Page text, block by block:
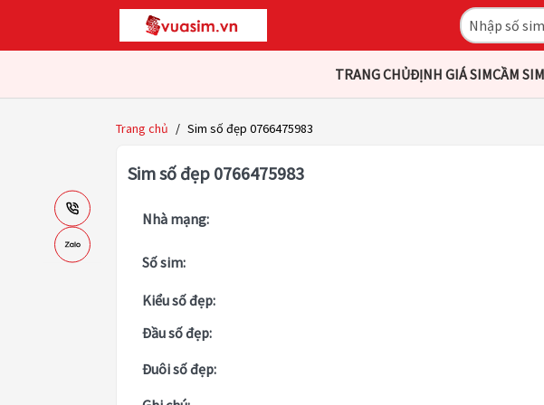
TRANG CHỦĐỊNH GIÁ SIMCẦM
Trang chủ / Sim số đẹp 0766475983
Sim số đẹp 0766475983
Nhà mạng:
Số sim:
Kiểu số đẹp:
Đầu số đẹp:
Đuôi số đẹp: